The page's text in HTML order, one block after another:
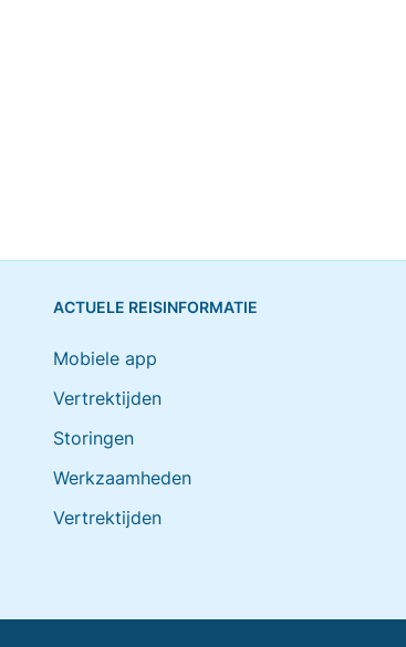
ACTUELE REISINFORMATIE
Mobiele app
Vertrektijden
Storingen
Werkzaamheden
Vertrektijden